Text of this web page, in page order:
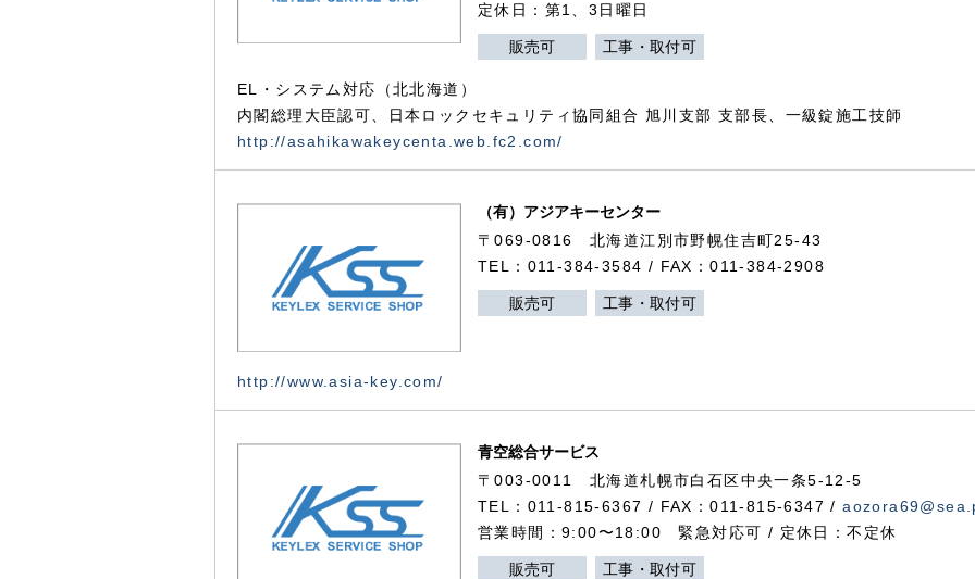
定休日：第1、3日曜日
販売可 工事・取付可
EL・システム対応（北北海道）
内閣総理大臣認可、日本ロックセキュリティ協同組合 旭川支部 支部長、一級錠施工技師
http://asahikawakeycenta.web.fc2.com/
（有）アジアキーセンター
〒069-0816 北海道江別市野幌住吉町25-43
TEL：011-384-3584 / FAX：011-384-2908
販売可 工事・取付可
http://www.asia-key.com/
青空総合サービス
〒003-0011 北海道札幌市白石区中央一条5-12-5
TEL：011-815-6367 / FAX：011-815-6347 /
営業時間：9:00〜18:00 緊急対応可 / 定休日：不定休
販売可 工事・取付可